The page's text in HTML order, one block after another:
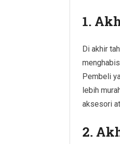
1.
Di akhir
Pembeli
lebih
aksesori
2.